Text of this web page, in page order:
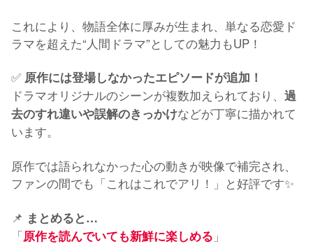
これにより、物語全体に厚みが生まれ、単なる恋愛ド
ラマを超えた“人間ドラマ”としての魅力もUP！
✅ 原作には登場しなかったエピソードが追加！
ドラマオリジナルのシーンが複数加えられており、 過
去のすれ違いや誤解のきっかけなどが丁寧に描かれて
います。
原作では語られなかった心の動きが映像で補完され、
ファンの間でも「これはこれでアリ！」と好評です✨
📌 まとめると…
「原作を読んでいても新鮮に楽しめる 」